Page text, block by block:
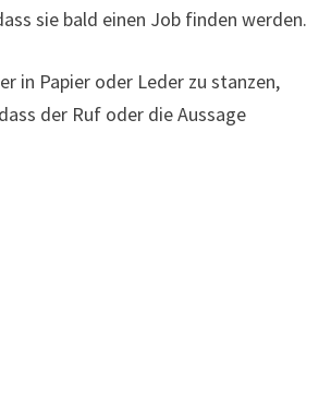
sie bald einen Job finden werden.
in Papier oder Leder zu stanzen,
der Ruf oder die Aussage